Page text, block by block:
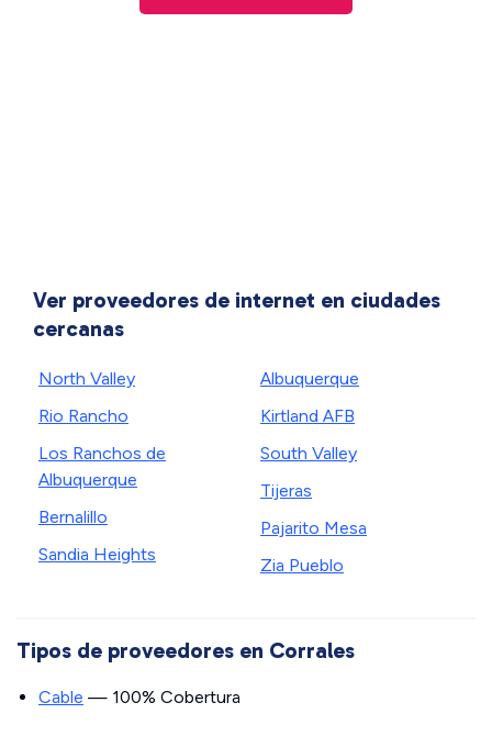
Ver proveedores de internet en ciudades
cercanas
North Valley
Rio Rancho
Los Ranchos de
Albuquerque
Bernalillo
Sandia Heights
Albuquerque
Kirtland AFB
South Valley
Tijeras
Pajarito Mesa
Zia Pueblo
Tipos de proveedores en Corrales
Cable — 100% Cobertura